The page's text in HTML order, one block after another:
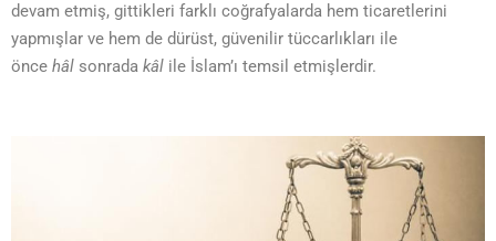
devam etmiş, gittikleri farklı coğrafyalarda hem ticaretlerini
yapmışlar ve hem de dürüst, güvenilir tüccarlıkları ile
önce hâl sonrada kâl ile İslam’ı temsil etmişlerdir.